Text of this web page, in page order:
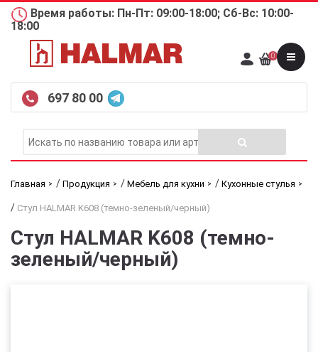
Время работы: Пн-Пт: 09:00-18:00; Сб-Вс: 10:00-
18:00
697 80 00
0
Главная / Продукция / Мебель для кухни / Кухонные стулья
/ Стул HALMAR K608 (темно-зеленый/черный)
Стул HALMAR K608 (темно-
зеленый/черный)